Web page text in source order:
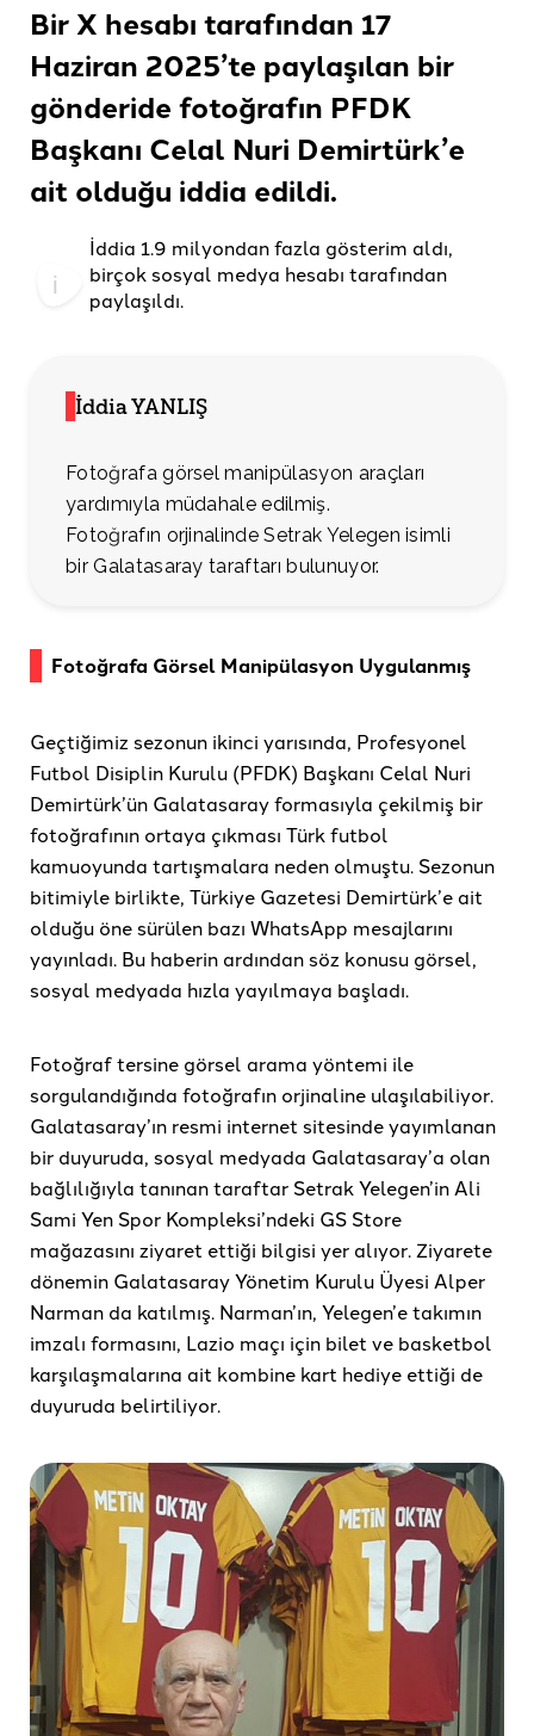
Bir X hesabı tarafından 17
Haziran 2025’te paylaşılan bir
gönderide fotoğrafın PFDK
Başkanı Celal Nuri Demirtürk’e
ait olduğu iddia edildi.
İddia 1.9 milyondan fazla gösterim aldı,
birçok sosyal medya hesabı tarafından
paylaşıldı.
İddia YANLIŞ
Fotoğrafa görsel manipülasyon araçları
yardımıyla müdahale edilmiş.
Fotoğrafın orjinalinde Setrak Yelegen isimli
bir Galatasaray taraftarı bulunuyor.
Fotoğrafa Görsel Manipülasyon Uygulanmış
Geçtiğimiz sezonun ikinci yarısında, Profesyonel
Futbol Disiplin Kurulu (PFDK) Başkanı Celal Nuri
Demirtürk’ün Galatasaray formasıyla çekilmiş bir
fotoğrafının ortaya çıkması Türk futbol
kamuoyunda tartışmalara neden olmuştu. Sezonun
bitimiyle birlikte, Türkiye Gazetesi Demirtürk’e ait
olduğu öne sürülen bazı WhatsApp mesajlarını
yayınladı. Bu haberin ardından söz konusu görsel,
sosyal medyada hızla yayılmaya başladı.
Fotoğraf tersine görsel arama yöntemi ile
sorgulandığında fotoğrafın orjinaline ulaşılabiliyor.
Galatasaray’ın resmi internet sitesinde yayımlanan
bir duyuruda, sosyal medyada Galatasaray’a olan
bağlılığıyla tanınan taraftar Setrak Yelegen’in Ali
Sami Yen Spor Kompleksi’ndeki GS Store
mağazasını ziyaret ettiği bilgisi yer alıyor. Ziyarete
dönemin Galatasaray Yönetim Kurulu Üyesi Alper
Narman da katılmış. Narman’ın, Yelegen’e takımın
imzalı formasını, Lazio maçı için bilet ve basketbol
karşılaşmalarına ait kombine kart hediye ettiği de
duyuruda belirtiliyor.